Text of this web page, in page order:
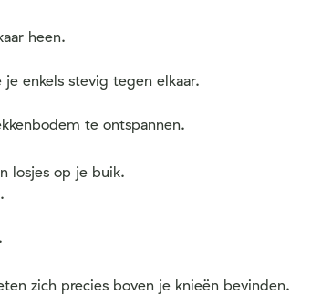
heen.
enkels stevig tegen elkaar.
te ontspannen.
losjes op je buik.
zich precies boven je knieën bevinden.